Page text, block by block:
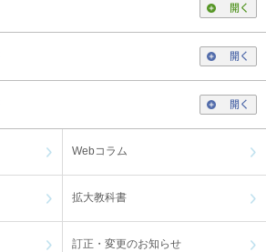
開く
開く
開く
Webコラム
拡大教科書
訂正・変更のお知らせ